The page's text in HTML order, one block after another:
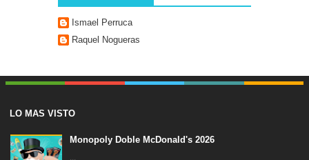
Ismael Perruca
Raquel Nogueras
LO MAS VISTO
Monopoly Doble McDonald's 2026
...